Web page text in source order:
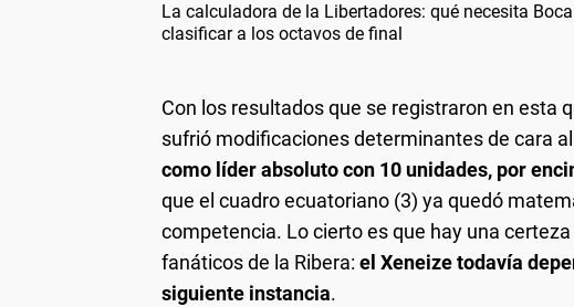
La calculadora de la Libertadores: qué necesita
clasificar a los octavos de final
Con los resultados que se registraron en esta
sufrió modificaciones determinantes de cara
como líder absoluto con 10 unidades, por
que el cuadro ecuatoriano (3) ya quedó
competencia. Lo cierto es que hay una
fanáticos de la Ribera: el Xeneize todavía
siguiente instancia.